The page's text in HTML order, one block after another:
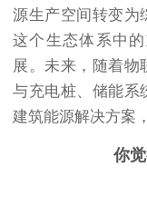
源生产空间转变为
这个生态体系中
展。未来，随着物
与充电桩、储能系
建筑能源解决方案
你